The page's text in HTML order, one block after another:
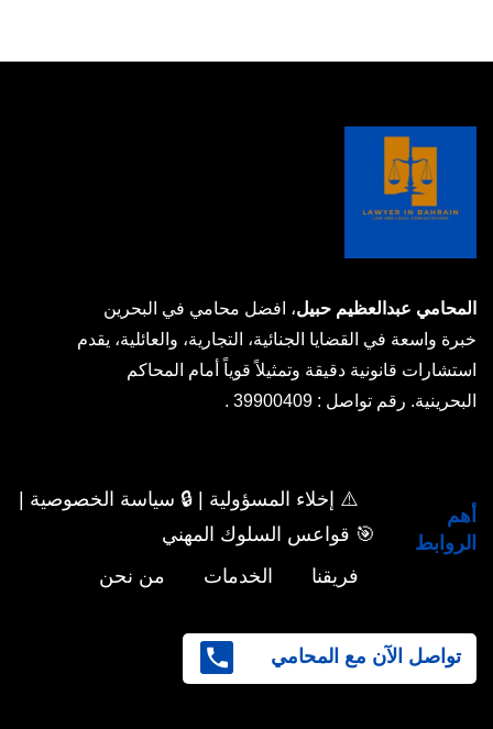
المحامي عبدالعظيم حبيل، افضل محامي في البحرين
خبرة واسعة في القضايا الجنائية، التجارية، والعائلية، يقدم
استشارات قانونية دقيقة وتمثيلاً قوياً أمام المحاكم
البحرينية. رقم تواصل : 39900409 .
أهم
الروابط
⚠️ إخلاء المسؤولية | 🔒 سياسة الخصوصية |
🎯 قواعس السلوك المهني
فريقنا
الخدمات من نحن
تواصل الآن مع المحامي